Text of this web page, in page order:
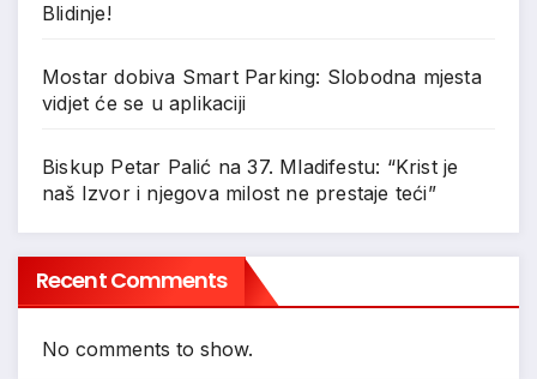
Blidinje!
Mostar dobiva Smart Parking: Slobodna mjesta
vidjet će se u aplikaciji
Biskup Petar Palić na 37. Mladifestu: “Krist je
naš Izvor i njegova milost ne prestaje teći”
Recent Comments
No comments to show.